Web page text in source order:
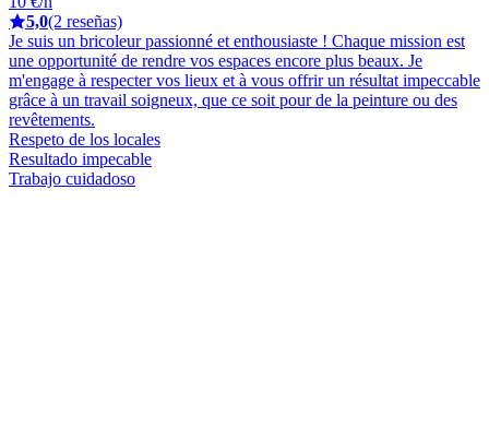
5,0(2 reseñas)
Je suis un bricoleur passionné et enthousiaste ! Chaque mission est
une opportunité de rendre vos espaces encore plus beaux. Je
m'engage à respecter vos lieux et à vous offrir un résultat impeccable
grâce à un travail soigneux, que ce soit pour de la peinture ou des
revêtements.
Respeto de los locales
Resultado impecable
Trabajo cuidadoso